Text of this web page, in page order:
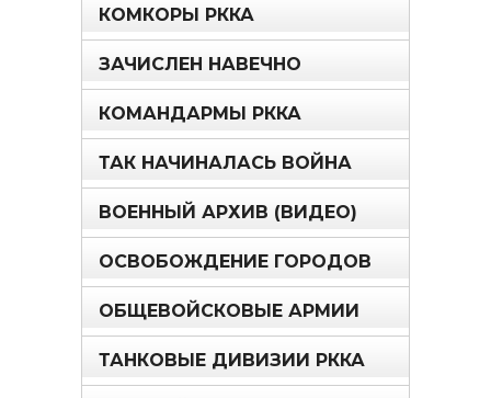
КОМКОРЫ РККА
ЗАЧИСЛЕН НАВЕЧНО
КОМАНДАРМЫ РККА
ТАК НАЧИНАЛАСЬ ВОЙНА
ВОЕННЫЙ АРХИВ (ВИДЕО)
ОСВОБОЖДЕНИЕ ГОРОДОВ
ОБЩЕВОЙСКОВЫЕ АРМИИ
ТАНКОВЫЕ ДИВИЗИИ РККА